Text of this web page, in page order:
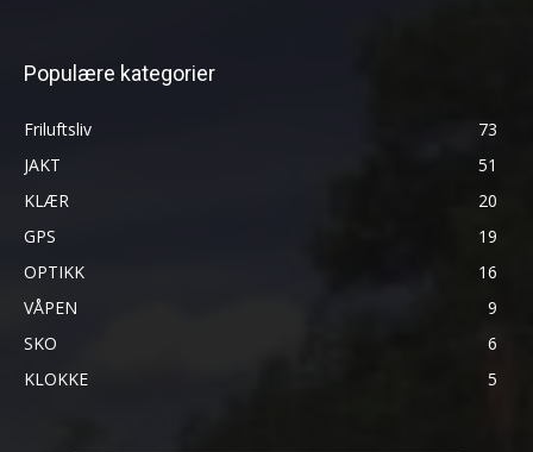
Populære kategorier
Friluftsliv
73
JAKT
51
KLÆR
20
GPS
19
OPTIKK
16
VÅPEN
9
SKO
6
KLOKKE
5